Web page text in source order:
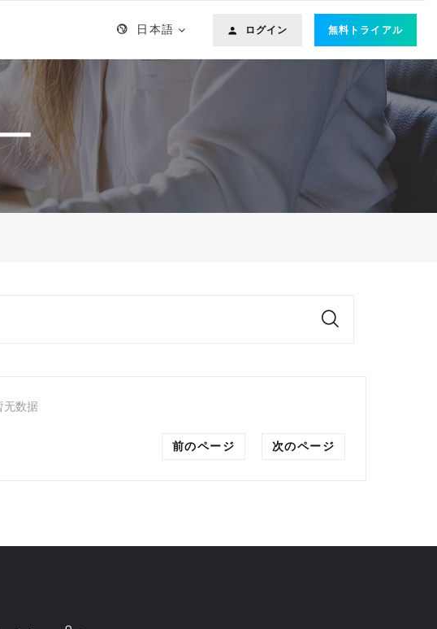
日本語 ログイン 無料トライアル
无数据
前のページ 次のページ